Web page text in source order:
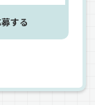
できます
する